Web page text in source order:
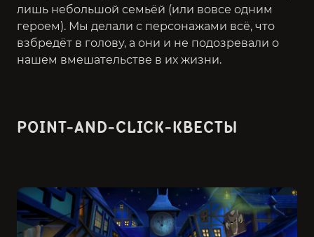
лишь небольшой семьёй (или вовсе одним
героем). Мы делали с персонажами всё, что
взбредёт в голову, а они и не подозревали о
нашем вмешательстве в их жизни.
POINT-AND-CLICK-КВЕСТЫ